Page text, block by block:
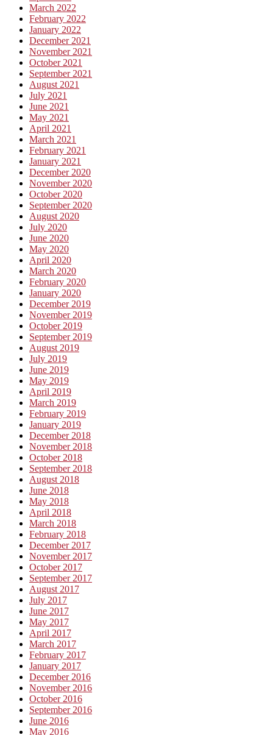
March 2022
February 2022
January 2022
December 2021
November 2021
October 2021
September 2021
August 2021
July 2021
June 2021
May 2021
April 2021
March 2021
February 2021
January 2021
December 2020
November 2020
October 2020
September 2020
August 2020
July 2020
June 2020
May 2020
April 2020
March 2020
February 2020
January 2020
December 2019
November 2019
October 2019
September 2019
August 2019
July 2019
June 2019
May 2019
April 2019
March 2019
February 2019
January 2019
December 2018
November 2018
October 2018
September 2018
August 2018
June 2018
May 2018
April 2018
March 2018
February 2018
December 2017
November 2017
October 2017
September 2017
August 2017
July 2017
June 2017
May 2017
April 2017
March 2017
February 2017
January 2017
December 2016
November 2016
October 2016
September 2016
June 2016
May 2016